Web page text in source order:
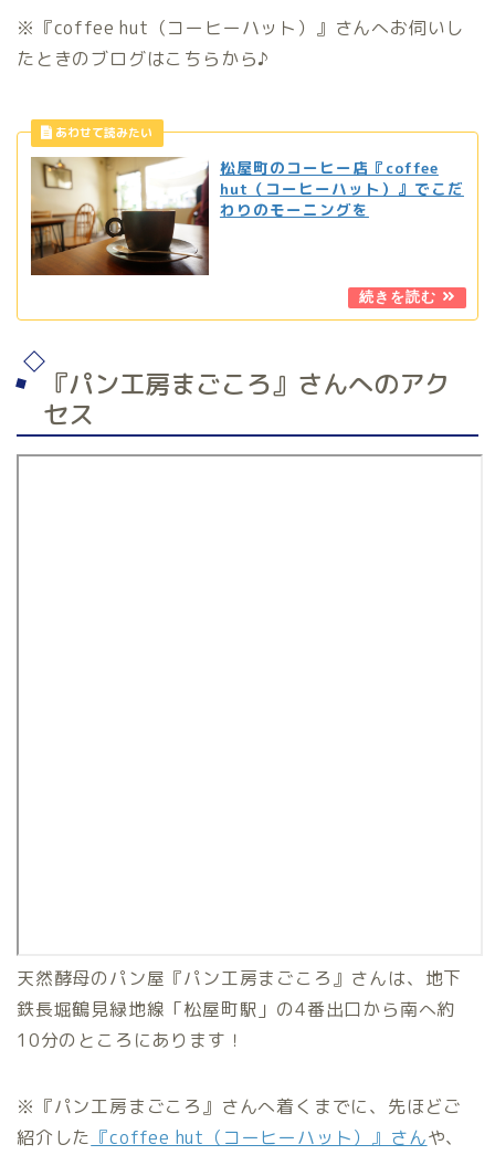
※『coffee hut（コーヒーハット）』さんへお伺いし
たときのブログはこちらから♪
松屋町のコーヒー店『coffee
hut（コーヒーハット）』でこだ
わりのモーニングを
『パン工房まごころ』さんへのアク
セス
天然酵母のパン屋『パン工房まごころ』さんは、地下
鉄長堀鶴見緑地線「松屋町駅」の4番出口から南へ約
10分のところにあります！
※『パン工房まごころ』さんへ着くまでに、先ほどご
紹介した 『coffee hut（コーヒーハット）』さんや、